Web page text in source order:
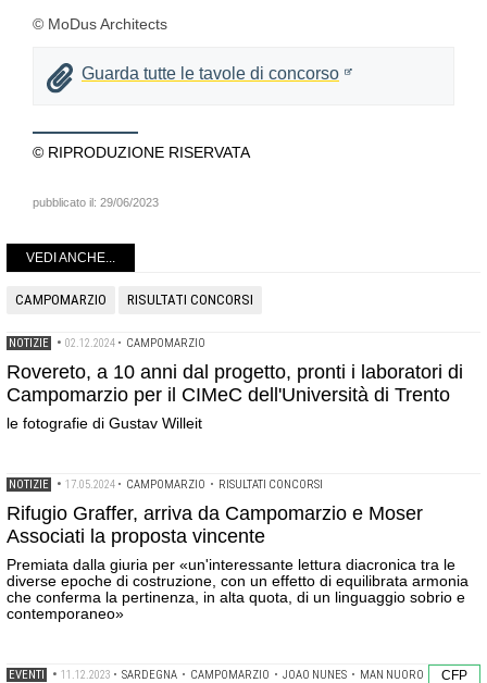
© MoDus Architects
Guarda tutte le tavole di concorso
© RIPRODUZIONE RISERVATA
pubblicato il: 29/06/2023
VEDI ANCHE...
CAMPOMARZIO RISULTATI CONCORSI
NOTIZIE • 02.12.2024 • CAMPOMARZIO
Rovereto, a 10 anni dal progetto, pronti i laboratori di
Campomarzio per il CIMeC dell'Università di Trento
le fotografie di Gustav Willeit
NOTIZIE • 17.05.2024 • CAMPOMARZIO • RISULTATI CONCORSI
Rifugio Graffer, arriva da Campomarzio e Moser
Associati la proposta vincente
Premiata dalla giuria per «un'interessante lettura diacronica tra le
diverse epoche di costruzione, con un effetto di equilibrata armonia
che conferma la pertinenza, in alta quota, di un linguaggio sobrio e
contemporaneo»
CFP
EVENTI • 11.12.2023 • SARDEGNA • CAMPOMARZIO • JOAO NUNES • MAN NUORO